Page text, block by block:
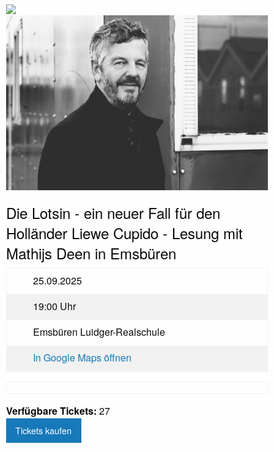
Die Lotsin - ein neuer Fall für den
Holländer Liewe Cupido - Lesung mit
Mathijs Deen in Emsbüren
25.09.2025
19:00 Uhr
Emsbüren Luidger-Realschule
In Google Maps öffnen
Verfügbare Tickets: 27
Tickets kaufen